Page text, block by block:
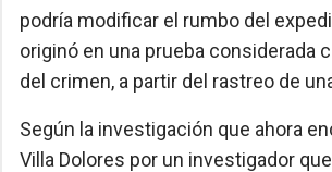
podría modificar el rumbo del
originó en una prueba considerada
del crimen, a partir del rastreo de
Según la investigación que ahora
Villa Dolores por un investigador